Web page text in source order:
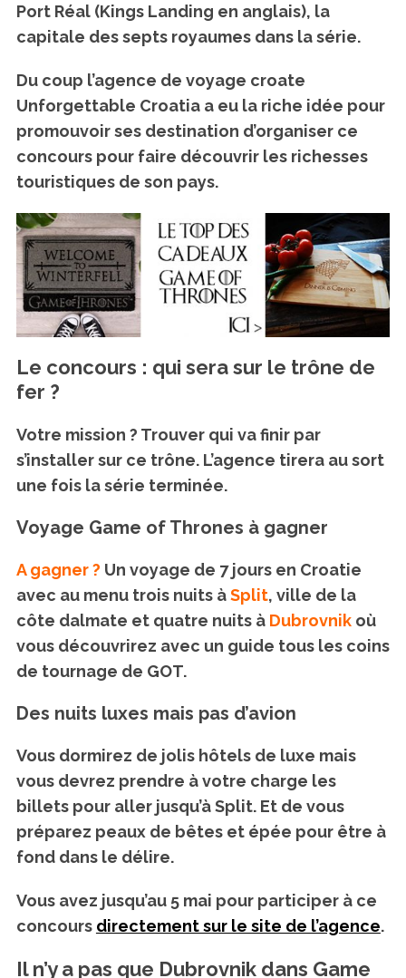
Port Réal (Kings Landing en anglais), la
capitale des septs royaumes dans la série.
Du coup l’agence de voyage croate
Unforgettable Croatia a eu la riche idée pour
promouvoir ses destination d’organiser ce
concours pour faire découvrir les richesses
touristiques de son pays.
Le concours : qui sera sur le trône de
fer ?
Votre mission ? Trouver qui va finir par
s’installer sur ce trône. L’agence tirera au sort
une fois la série terminée.
Voyage Game of Thrones à gagner
A gagner ? Un voyage de 7 jours en Croatie
avec au menu trois nuits àSplit, ville de la
côte dalmate et quatre nuits à Dubrovnik où
vous découvrirez avec un guide tous les coins
de tournage de GOT.
Des nuits luxes mais pas d’avion
Vous dormirez de jolis hôtels de luxe mais
vous devrez prendre à votre charge les
billets pour aller jusqu’à Split. Et de vous
préparez peaux de bêtes et épée pour être à
fond dans le délire.
Vous avez jusqu’au 5 mai pour participer à ce
concours directement sur le site de l’agence.
Il n’y a pas que Dubrovnik dans Game